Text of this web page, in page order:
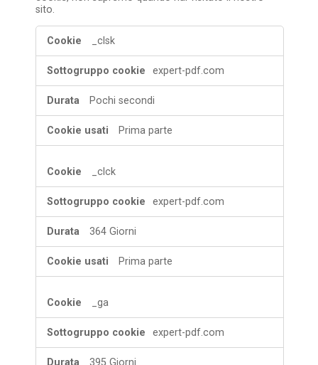
sito.
Cookie
prestazione
_clsk
expert-pdf.com
Pochi secondi
Prima parte
_clck
expert-pdf.com
364 Giorni
Prima parte
_ga
expert-pdf.com